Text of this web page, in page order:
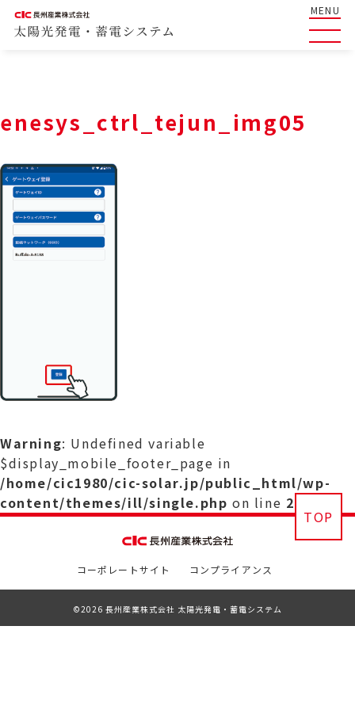
MENU
enesys_ctrl_tejun_img05
Warning: Undefined variable
$display_mobile_footer_page in
/home/cic1980/cic-solar.jp/public_html/wp-
content/themes/ill/single.php on line 29
TOP
コーポレートサイト コンプライアンス
©2026 長州産業株式会社 太陽光発電・蓄電システム